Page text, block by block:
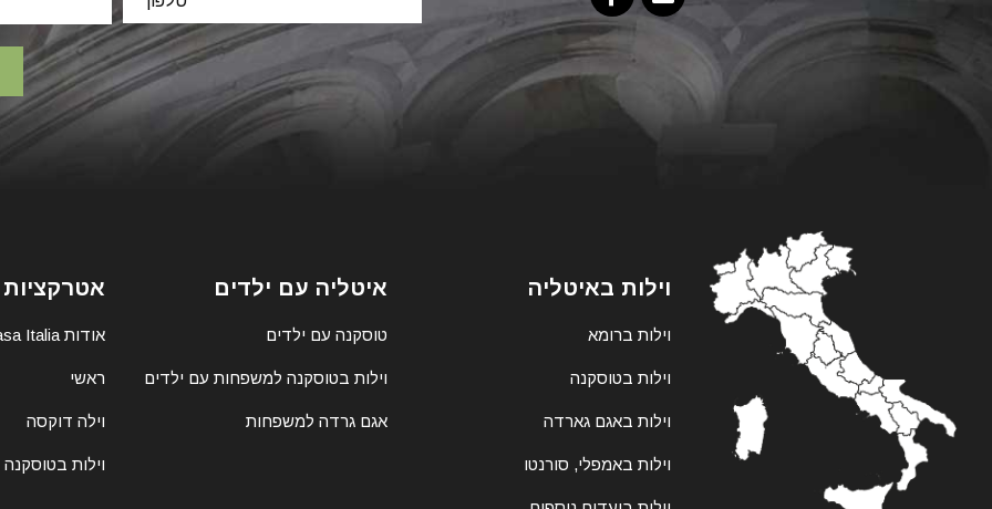
וילות באיטליה
וילות ברומא
וילות בטוסקנה
וילות באגם גארדה
וילות באמפלי, סורנטו
איטליה עם ילדים
טוסקנה עם ילדים
וילות בטוסקנה למשפחות עם ילדים
אגם גרדה למשפחות
אודות Casa Italia
ראשי
וילה דוקסה
וילות בטוסקנה